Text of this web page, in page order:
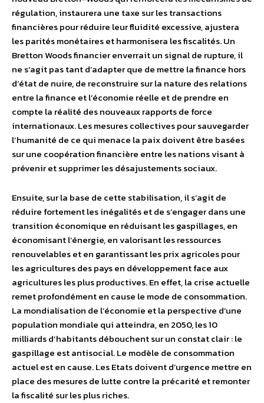
régulation, instaurera une taxe sur les transactions
financières pour réduire leur fluidité excessive, ajustera
les parités monétaires et harmonisera les fiscalités. Un
Bretton Woods financier enverrait un signal de rupture, il
ne s’agit pas tant d’adapter que de mettre la finance hors
d’état de nuire, de reconstruire sur la nature des relations
entre la finance et l’économie réelle et de prendre en
compte la réalité des nouveaux rapports de force
internationaux. Les mesures collectives pour sauvegarder
l’humanité de ce qui menace la paix doivent être basées
sur une coopération financière entre les nations visant à
prévenir et supprimer les désajustements sociaux.
Ensuite, sur la base de cette stabilisation, il s’agit de
réduire fortement les inégalités et de s’engager dans une
transition économique en réduisant les gaspillages, en
économisant l’énergie, en valorisant les ressources
renouvelables et en garantissant les prix agricoles pour
les agricultures des pays en développement face aux
agricultures les plus productives. En effet, la crise actuelle
remet profondément en cause le mode de consommation.
La mondialisation de l’économie et la perspective d’une
population mondiale qui atteindra, en 2050, les 10
milliards d’habitants débouchent sur un constat clair : le
gaspillage est antisocial. Le modèle de consommation
actuel est en cause. Les Etats doivent d’urgence mettre en
place des mesures de lutte contre la précarité et remonter
la fiscalité sur les plus riches.